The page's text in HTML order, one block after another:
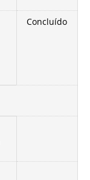
Concluído